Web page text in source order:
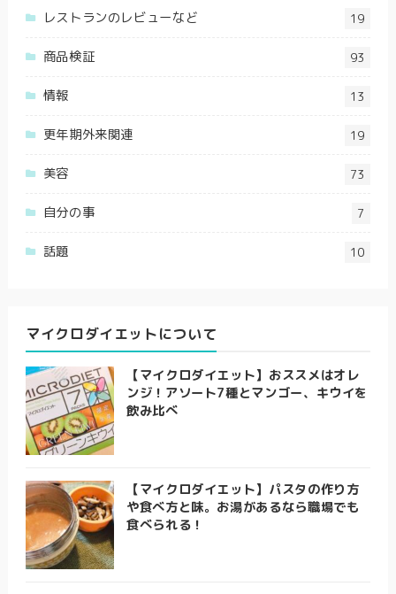
レストランのレビューなど 19
商品検証 93
情報 13
更年期外来関連 19
美容 73
自分の事 7
話題 10
マイクロダイエットについて
【マイクロダイエット】おススメはオレ
ンジ！アソート7種とマンゴー、キウイを
飲み比べ
【マイクロダイエット】パスタの作り方
や食べ方と味。お湯があるなら職場でも
食べられる！